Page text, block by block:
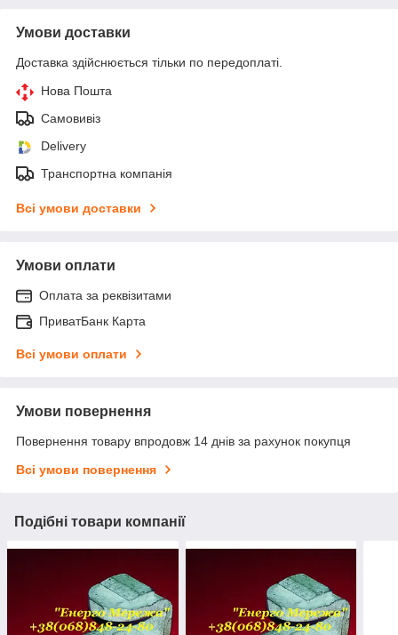
Умови доставки
Доставка здійснюється тільки по передоплаті.
Нова Пошта
Самовивіз
Delivery
Транспортна компанія
Всі умови доставки
Умови оплати
Оплата за реквізитами
ПриватБанк Карта
Всі умови оплати
Умови повернення
Повернення товару впродовж 14 днів за рахунок покупця
Всі умови повернення
Подібні товари компанії